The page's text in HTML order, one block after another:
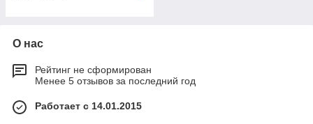
О нас
Рейтинг не сформирован
Менее 5 отзывов за последний год
Работает с 14.01.2015